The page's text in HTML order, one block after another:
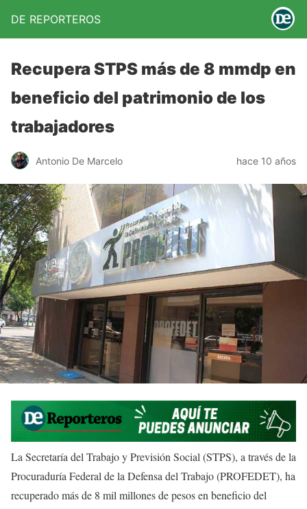
DE REPORTEROS
Recupera STPS más de 8 mmdp en
beneficio del patrimonio de los
trabajadores
Antonio De Marcelo hace 10 años
La Secretaría del Trabajo y Previsión Social (STPS), a través de la
Procuraduría Federal de la Defensa del Trabajo (PROFEDET), ha
recuperado más de 8 mil millones de pesos en beneficio del